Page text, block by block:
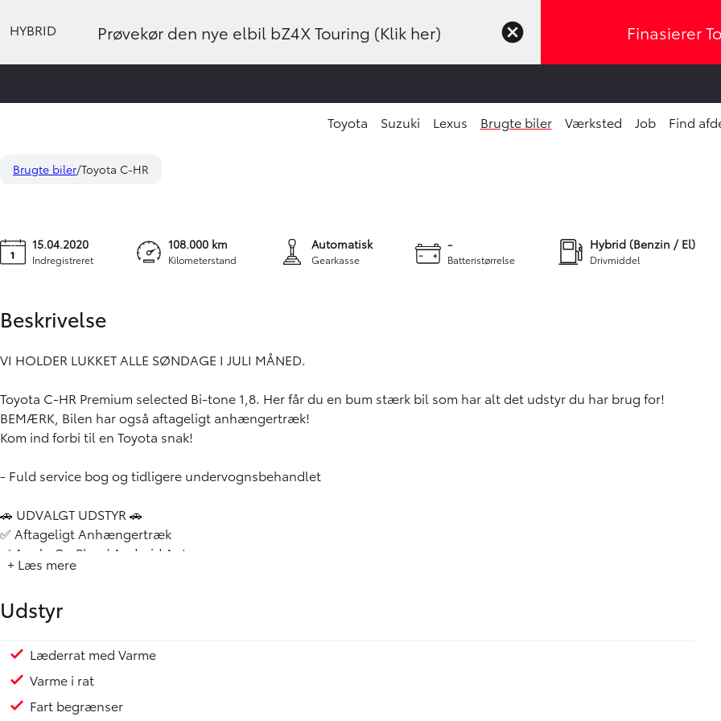
Prøvekør den nye elbil bZ4X Touring (Klik her) Finasierer
Toyota Suzuki Lexus Brugte biler Værksted Job Find
1,8 Hybrid C-LUB Premium Multidrive S 122HK 5d Aut.
Brugte biler Toyota C-HR
HYBRID
Indregistreret
15.04.2020
Kilometerstand
108.000 km
Gearkasse
Automatisk
Batteristørrelse
-
Drivmiddel
Hybrid (Benzin / El)
Beskrivelse
VI HOLDER LUKKET ALLE SØNDAGE I JULI MÅNED.
Toyota C-HR Premium selected Bi-tone 1,8. Her får du en bum stærk bil som har alt det udstyr du har brug for!
BEMÆRK, Bilen har også aftageligt anhængertræk!
Kom ind forbi til en Toyota snak!
- Fuld service bog og tidligere undervognsbehandlet
🚗 UDVALGT UDSTYR 🚗
✅ Aftageligt Anhængertræk
✅ Apple CarPlay / Android Auto
✅ Bakkamera
✅ Læderrat med Varme
✅ Aircondition
✅ Højdejusterbart førersæde
✅ Isofix
+ Læs mere
Udstyr
Læderrat med Varme
Varme i rat
Fart begrænser
Elruder for/bag
Fartpilot
Isofix
Tågelygter
ESP
ABS
Selealarm
Selestrammer
Startspærre
Klimaanlæg 2-zoner
Fjernbetjent centrallås
El-spejle med varme
Automatgear
Bakkamera
Håndfri telefon
Servo
Sædevarme for
Udvendig temperaturmåler
USB stik
Højdejusterbart førersæde
Justerbart rat
Kopholder
Læderrat
Splitbagsæde
Metallak
7 Airbags
18" Alufælge
LED kørelys
Mørktonede ruder bag
Automatisk op-/nedblænding
El-foldbare spejle m. varme
Nøglefri døre
Parkeringssensor for/bag
Automatisk nødopkald
Lyssensor
Dæktrykssensor